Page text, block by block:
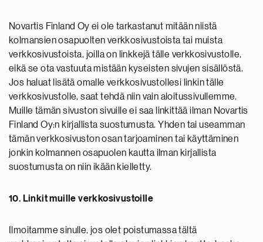
Novartis Finland Oy ei ole tarkastanut mitään niistä
kolmansien osapuolten verkkosivustoista tai muista
verkkosivustoista, joilla on linkkejä tälle verkkosivustolle,
eikä se ota vastuuta mistään kyseisten sivujen sisällöstä.
Jos haluat lisätä omalle verkkosivustollesi linkin tälle
verkkosivustolle, saat tehdä niin vain aloitussivullemme.
Muille tämän sivuston sivuille ei saa linkittää ilman Novartis
Finland Oy:n kirjallista suostumusta. Yhden tai useamman
tämän verkkosivuston osan tarjoaminen tai käyttäminen
jonkin kolmannen osapuolen kautta ilman kirjallista
suostumusta on niin ikään kielletty.
10. Linkit muille verkkosivustoille
Ilmoitamme sinulle, jos olet poistumassa tältä